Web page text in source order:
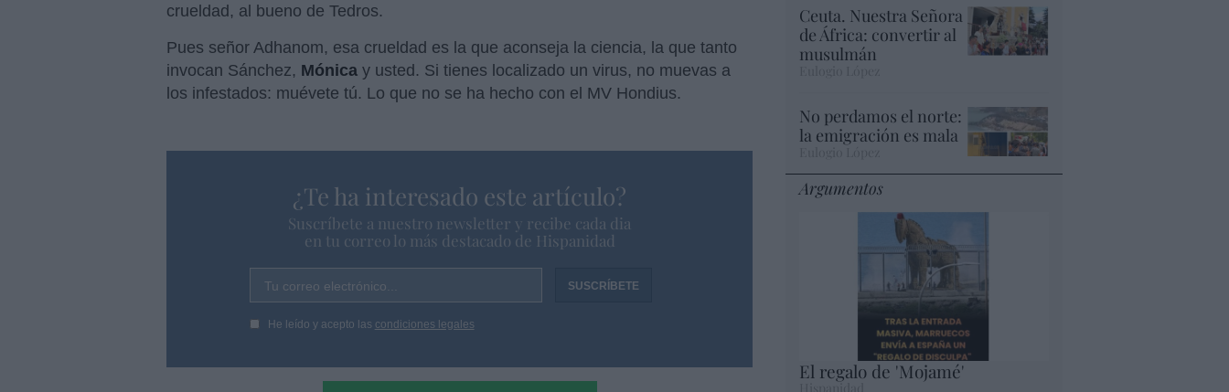
crueldad, al bueno de Tedros.
Pues señor Adhanom, esa crueldad es la que aconseja la ciencia, la que tanto
invocan Sánchez, Mónica y usted. Si tienes localizado un virus, no muevas a
los infestados: muévete tú. Lo que no se ha hecho con el MV Hondius.
¿Te ha interesado este artículo?
Suscríbete a nuestro newsletter y recibe cada dia
en tu correo lo más destacado de Hispanidad
Tu correo electrónico...
He leído y acepto las condiciones legales
Ceuta. Nuestra Señora
de África: convertir al
musulmán
No perdamos el norte:
la emigración es mala
Argumentos
El regalo de 'Mojamé'